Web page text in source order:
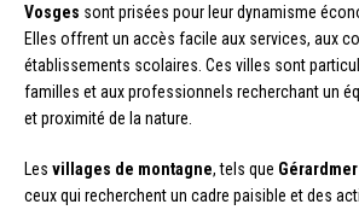
Vosges sont prisées pour leur dynamisme
Elles offrent un accès facile aux services, aux
établissements scolaires. Ces villes sont
familles et aux professionnels recherchant un
et proximité de la nature.
Les villages de montagne, tels que Gérardmer
ceux qui recherchent un cadre paisible et des